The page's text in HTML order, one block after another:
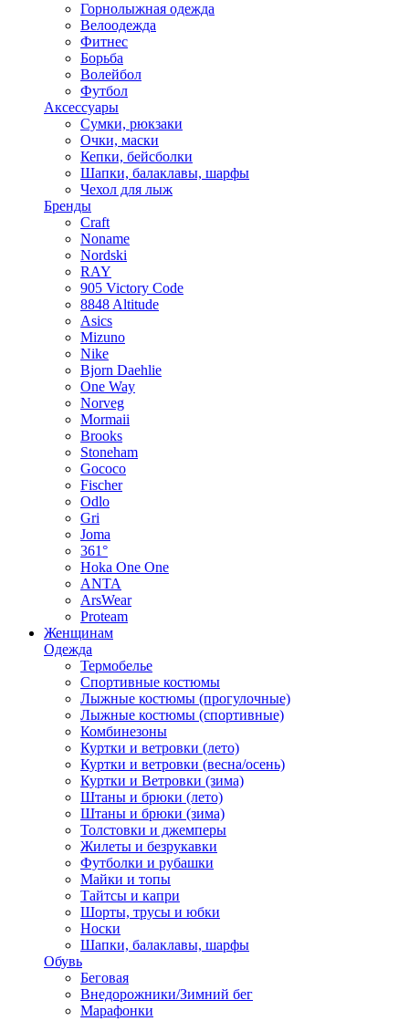
Горнолыжная одежда
Велоодежда
Фитнес
Борьба
Волейбол
Футбол
Аксессуары
Сумки, рюкзаки
Очки, маски
Кепки, бейсболки
Шапки, балаклавы, шарфы
Чехол для лыж
Бренды
Craft
Noname
Nordski
RAY
905 Victory Code
8848 Altitude
Asics
Mizuno
Nike
Bjorn Daehlie
One Way
Norveg
Mormaii
Brooks
Stoneham
Gococo
Fischer
Odlo
Gri
Joma
361°
Hoka One One
ANTA
ArsWear
Proteam
Женщинам
Одежда
Термобелье
Спортивные костюмы
Лыжные костюмы (прогулочные)
Лыжные костюмы (спортивные)
Комбинезоны
Куртки и ветровки (лето)
Куртки и ветровки (весна/осень)
Куртки и Ветровки (зима)
Штаны и брюки (лето)
Штаны и брюки (зима)
Толстовки и джемперы
Жилеты и безрукавки
Футболки и рубашки
Майки и топы
Тайтсы и капри
Шорты, трусы и юбки
Носки
Шапки, балаклавы, шарфы
Обувь
Беговая
Внедорожники/Зимний бег
Марафонки